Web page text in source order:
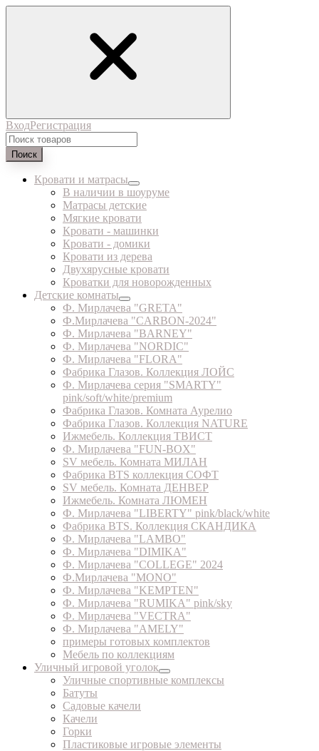
ВходРегистрация
Поиск
Кровати и матрасы
В наличии в шоуруме
Матрасы детские
Мягкие кровати
Кровати - машинки
Кровати - домики
Кровати из дерева
Двухярусные кровати
Кроватки для новорожденных
Детские комнаты
Ф. Мирлачева "GRETA"
Ф.Мирлачева "CARBON-2024"
Ф. Мирлачева "BARNEY"
Ф. Мирлачева "NORDIC"
Ф. Мирлачева "FLORA"
Фабрика Глазов. Коллекция ЛОЙС
Ф. Мирлачева серия "SMARTY"
pink/soft/white/premium
Фабрика Глазов. Комната Аурелио
Фабрика Глазов. Коллекция NATURE
Ижмебель. Коллекция ТВИСТ
Ф. Мирлачева "FUN-BOX"
SV мебель. Комната МИЛАН
Фабрика BTS коллекция СОФТ
SV мебель. Комната ДЕНВЕР
Ижмебель. Комната ЛЮМЕН
Ф. Мирлачева "LIBERTY" pink/black/white
Фабрика BTS. Коллекция СКАНДИКА
Ф. Мирлачева "LAMBO"
Ф. Мирлачева "DIMIKA"
Ф. Мирлачева "COLLEGE" 2024
Ф.Мирлачева "MONO"
Ф. Мирлачева "KEMPTEN"
Ф. Мирлачева "RUMIKA" pink/sky
Ф. Мирлачева "VECTRA"
Ф. Мирлачева "AMELY"
примеры готовых комплектов
Мебель по коллекциям
Уличный игровой уголок
Уличные спортивные комплексы
Батуты
Садовые качели
Качели
Горки
Пластиковые игровые элементы